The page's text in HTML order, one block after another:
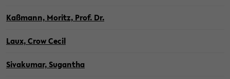
Kaß­mann, Mo­ritz, Prof. Dr.
Laux, Crow Cecil
Siv­a­ku­mar, Sugan­tha